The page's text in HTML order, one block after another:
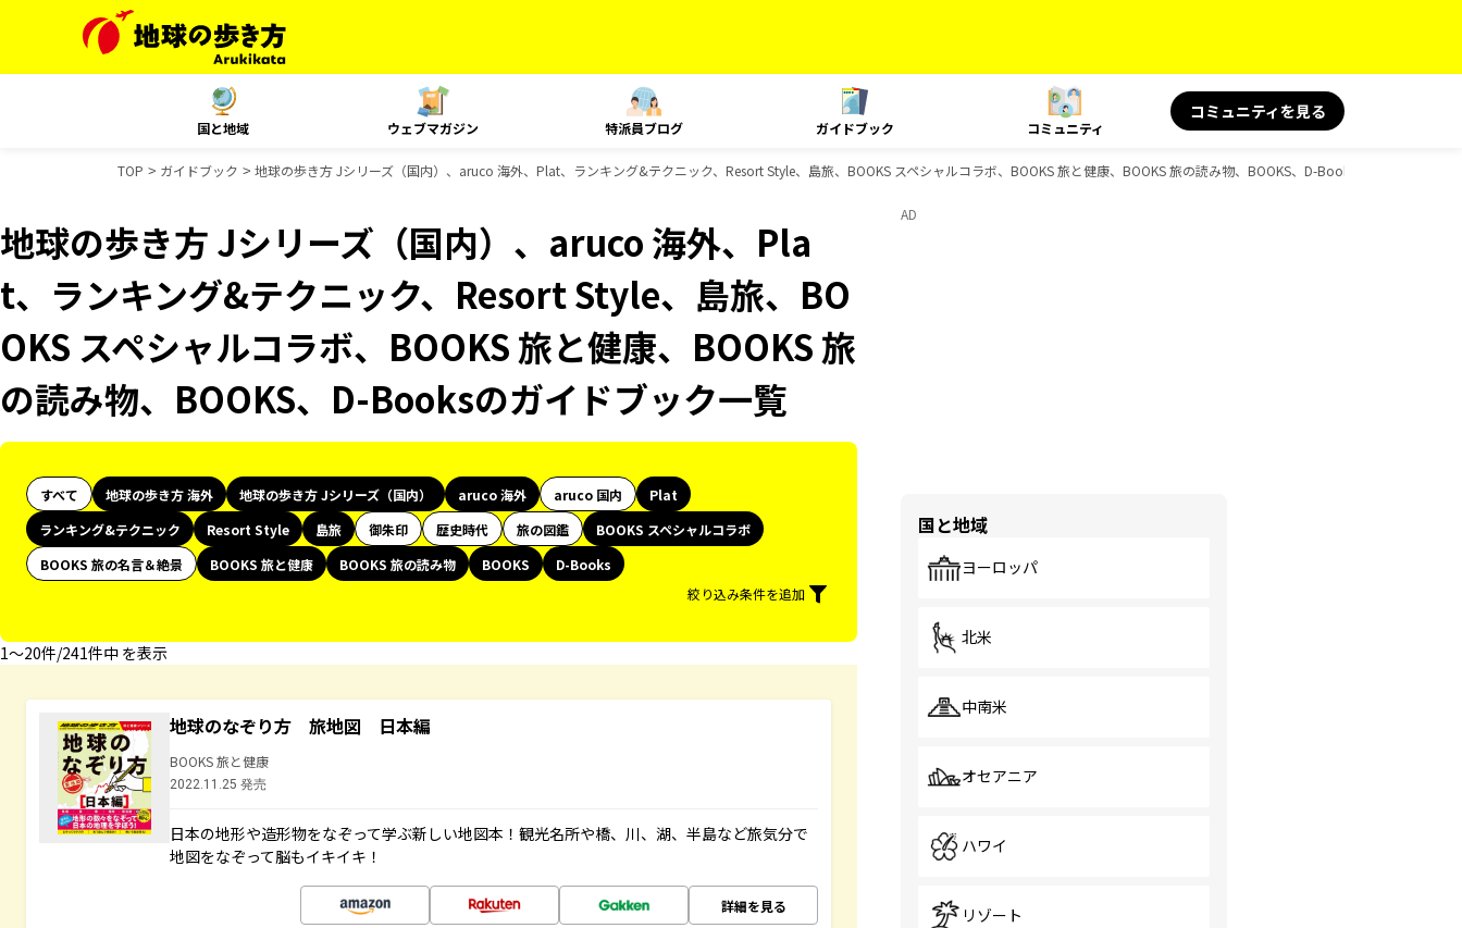
国と地域 ウェブマガジン 特派員ブログ ガイドブック コミュニティ
コミュニティを見る
TOP ガイドブック 地球の歩き方 Jシリーズ（国内）、aruco 海外、Plat、ランキング&テクニック、Resort Style、島旅、BOOKS スペシャルコラボ、BOOKS 旅と健康、BOOKS 旅の読み物、BOOKS、D-Booksのガイドブック
地球の歩き方 Jシリーズ（国内）、aruco 海外、Pla
t、ランキング&テクニック、Resort Style、島旅、BO
OKS スペシャルコラボ、BOOKS 旅と健康、BOOKS 旅
の読み物、BOOKS、D-Booksのガイドブック一覧
すべて 地球の歩き方 海外 地球の歩き方 Jシリーズ（国内） aruco 海外 aruco 国内
Plat
ランキング&テクニック
Resort Style 島旅 御朱印 歴史時代 旅の図鑑
BOOKS スペシャルコラボ
BOOKS 旅の名言＆絶景
BOOKS 旅と健康 BOOKS 旅の読み物 BOOKS
D-Books
絞り込み条件を追加
1〜20件/241件中 を表示
地球のなぞり方 旅地図 日本編
BOOKS 旅と健康
2022.11.25 発売
日本の地形や造形物をなぞって学ぶ新しい地図本！観光名所や橋、川、湖、半島など旅気分で
地図をなぞって脳もイキイキ！
詳細を見る
AD
国と地域
ヨーロッパ
北米
中南米
オセアニア
ハワイ
リゾート